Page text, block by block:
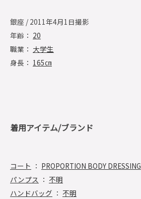
銀座 / 2011年4月1日撮影
年齢： 20
職業： 大学生
身長： 165㎝
着用アイテム/ブランド
コート ： PROPORTION BODY DRESSING
パンプス ： 不明
ハンドバッグ ： 不明